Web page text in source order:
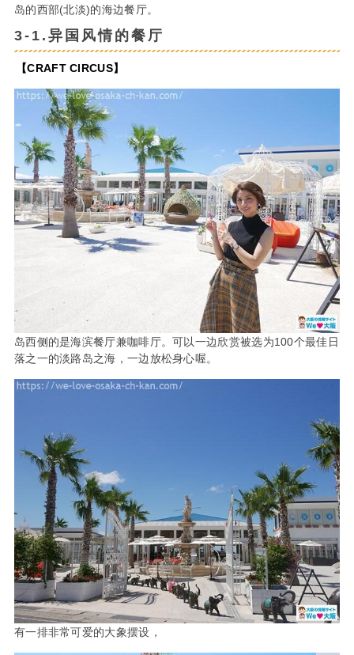
岛的西部(北淡)的海边餐厅。
3-1.异国风情的餐厅
【CRAFT CIRCUS】
岛西侧的是海滨餐厅兼咖啡厅。可以一边欣赏被选为100个最佳日
落之一的淡路岛之海，一边放松身心喔。
有一排非常可爱的大象摆设，